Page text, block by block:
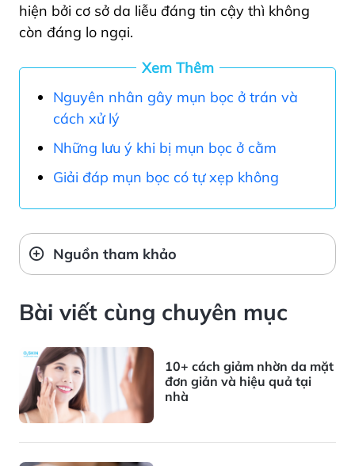
hiện bởi cơ sở da liễu đáng tin cậy thì không
còn đáng lo ngại.
Xem Thêm
Nguyên nhân gây mụn bọc ở trán và
cách xử lý
Những lưu ý khi bị mụn bọc ở cằm
Giải đáp mụn bọc có tự xẹp không
Nguồn tham khảo
Bài viết cùng chuyên mục
10+ cách giảm nhờn da mặt
đơn giản và hiệu quả tại
nhà